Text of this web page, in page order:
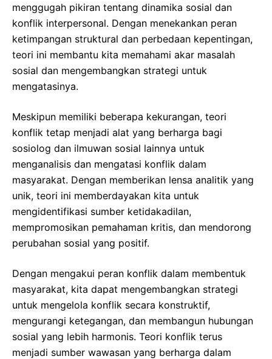
menggugah pikiran tentang dinamika sosial dan
konflik interpersonal. Dengan menekankan peran
ketimpangan struktural dan perbedaan kepentingan,
teori ini membantu kita memahami akar masalah
sosial dan mengembangkan strategi untuk
mengatasinya.
Meskipun memiliki beberapa kekurangan, teori
konflik tetap menjadi alat yang berharga bagi
sosiolog dan ilmuwan sosial lainnya untuk
menganalisis dan mengatasi konflik dalam
masyarakat. Dengan memberikan lensa analitik yang
unik, teori ini memberdayakan kita untuk
mengidentifikasi sumber ketidakadilan,
mempromosikan pemahaman kritis, dan mendorong
perubahan sosial yang positif.
Dengan mengakui peran konflik dalam membentuk
masyarakat, kita dapat mengembangkan strategi
untuk mengelola konflik secara konstruktif,
mengurangi ketegangan, dan membangun hubungan
sosial yang lebih harmonis. Teori konflik terus
menjadi sumber wawasan yang berharga dalam